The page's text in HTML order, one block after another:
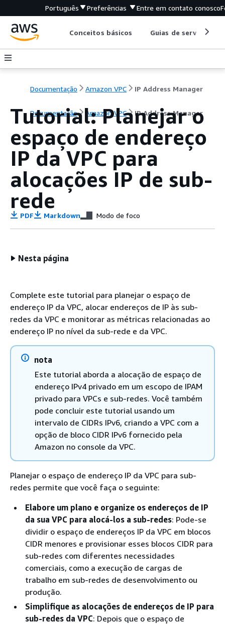
Português Preferências Entre em contato conosco
Conceitos básicos Guias de serviço
Documentação Amazon VPC IP Address Manager
Documentação Amazon VPC IP Address Manager
Tutorial: Planejar o
espaço de endereço
IP da VPC para
alocações IP de sub-
rede
PDF Markdown Modo de foco
Nesta página
Complete este tutorial para planejar o espaço de
endereço IP da VPC, alocar endereços de IP às sub-
redes da VPC e monitorar as métricas relacionadas ao
endereço IP no nível da sub-rede e da VPC.
nota
Este tutorial aborda a alocação de espaço de
endereço IPv4 privado em um escopo de IPAM
privado para VPCs e sub-redes. Você também
pode concluir este tutorial usando um
intervalo de CIDRs IPv6, criando a VPC com a
opção de bloco CIDR IPv6 fornecido pela
Amazon no console da VPC.
Planejar o espaço de endereço IP da VPC para sub-
redes permite que você faça o seguinte:
Elabore um plano e organize os endereços de IP
da sua VPC para alocá-los a sub-redes: Pode-se
dividir o espaço de endereços IP da VPC em blocos
CIDR menores e provisionar esses blocos CIDR para
sub-redes com diferentes necessidades
comerciais, como a execução de cargas de
trabalho em sub-redes de desenvolvimento ou
produção.
Simplifique as alocações de endereços de IP para
sub-redes da VPC: Depois que o espaço de